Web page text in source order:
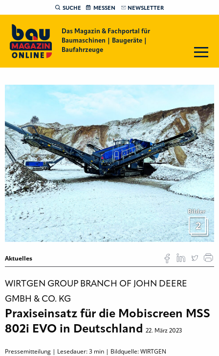
SUCHE MESSEN NEWSLETTER
Das Magazin & Fachportal für
Baumaschinen | Baugeräte |
Baufahrzeuge
Bilder
2
Aktuelles
WIRTGEN GROUP BRANCH OF JOHN DEERE
GMBH & CO. KG
Praxiseinsatz für die Mobiscreen MSS
802i EVO in Deutschland 22. März 2023
Pressemitteilung | Lesedauer:3 min | Bildquelle: WIRTGEN